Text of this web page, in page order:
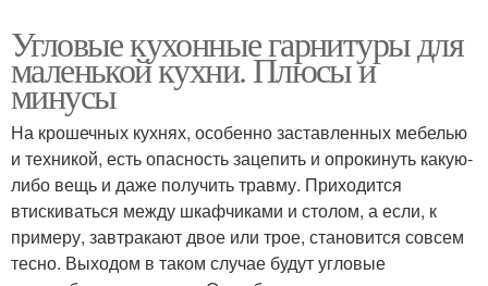
Угловые кухонные гарнитуры для
маленькой кухни. Плюсы и
минусы
На крошечных кухнях, особенно заставленных мебелью
и техникой, есть опасность зацепить и опрокинуть какую-
либо вещь и даже получить травму. Приходится
втискиваться между шкафчиками и столом, а если, к
примеру, завтракают двое или трое, становится совсем
тесно. Выходом в таком случае будут угловые